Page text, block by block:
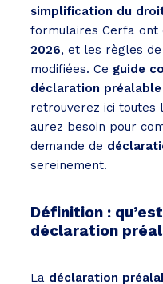
simplification du
formulaires Cerfa ont
2026, et les règles
modifiées. Ce guide
déclaration
retrouverez ici toutes
aurez besoin pour
demande de
sereinement.
Définition :
déclaration
La déclaration